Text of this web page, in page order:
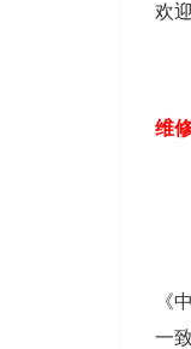
欢
维
发
承
基
《
一